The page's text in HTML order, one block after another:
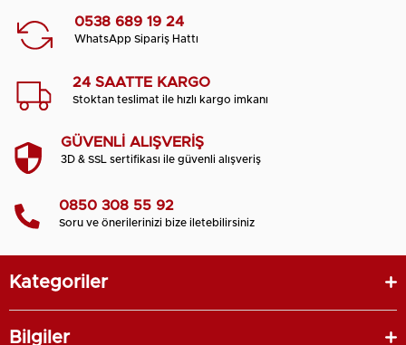
0538 689 19 24
WhatsApp Sipariş Hattı
24 SAATTE KARGO
Stoktan teslimat ile hızlı kargo imkanı
GÜVENLİ ALIŞVERİŞ
3D & SSL sertifikası ile güvenli alışveriş
0850 308 55 92
Soru ve önerilerinizi bize iletebilirsiniz
Kategoriler
Bilgiler